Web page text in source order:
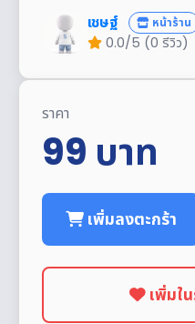
เชษฐ์ หน้าร้าน
0.0/5 (0 รีวิว)
ราคา
99 บาท
เพิ่มลงตะกร้า
เพิ่มใ